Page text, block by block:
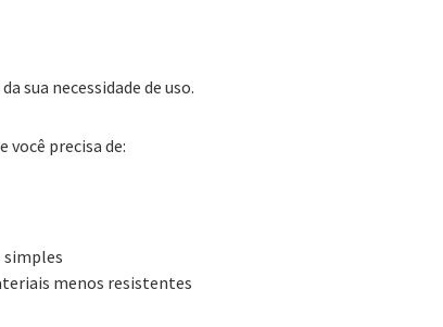
sua necessidade de uso.
você precisa de:
simples
menos resistentes